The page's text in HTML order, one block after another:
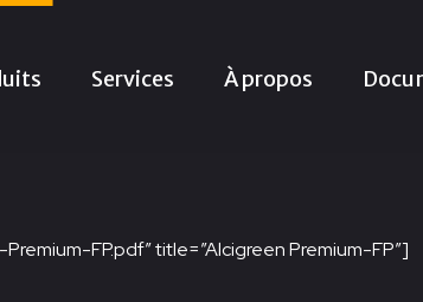
Services À propos
FP.pdf” title=”Alcigreen Premium-FP”]